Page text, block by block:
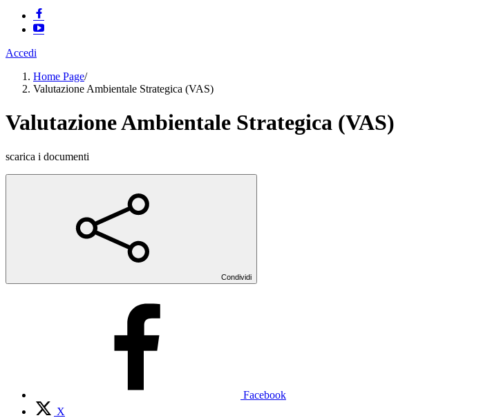
Accedi
Home Page/
Valutazione Ambientale Strategica (VAS)
Valutazione Ambientale Strategica (VAS)
scarica i documenti
Condividi
Facebook
X